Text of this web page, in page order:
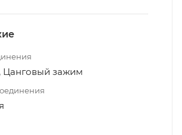
Цанговый зажим